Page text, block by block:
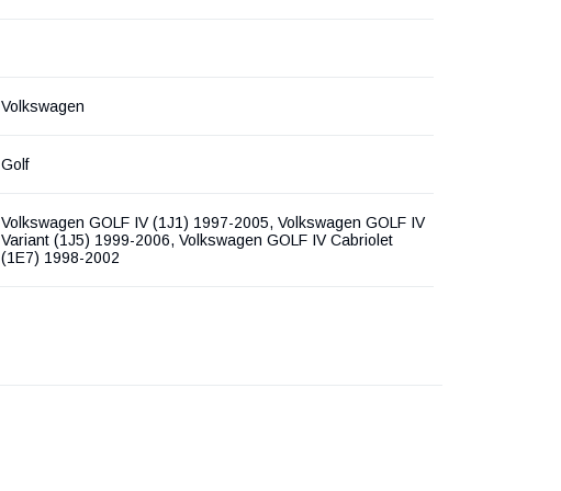
Volkswagen
Golf
Volkswagen GOLF IV (1J1) 1997-2005, Volkswagen GOLF IV
Variant (1J5) 1999-2006, Volkswagen GOLF IV Cabriolet
(1E7) 1998-2002